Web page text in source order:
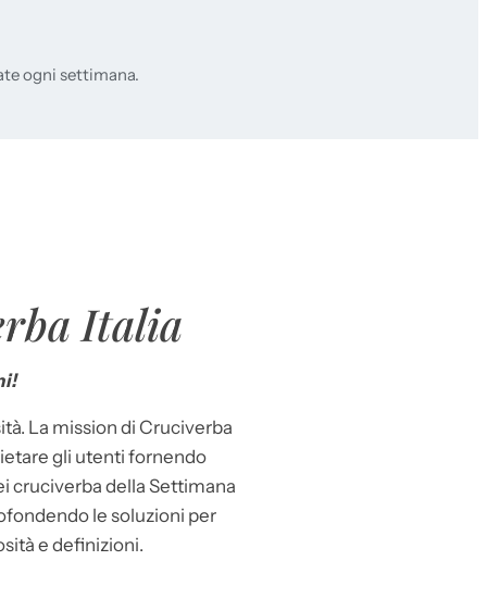
ogni settimana.
Italia
La mission di Cruciverba
gli utenti fornendo
cruciverba della Settimana
le soluzioni per
e definizioni.